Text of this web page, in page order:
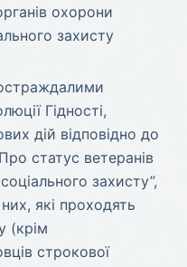
охорони
захисту
Гідності,
дій відповідно до
статус ветеранів
соціального захисту”,
які проходять
(крім
строкової